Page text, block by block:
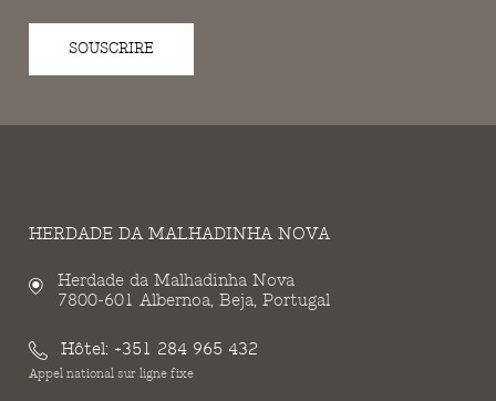
SOUSCRIRE
HERDADE DA MALHADINHA NOVA
Herdade da Malhadinha Nova
7800-601 Albernoa, Beja, Portugal
Hôtel: +351 284 965 432
Appel national sur ligne fixe